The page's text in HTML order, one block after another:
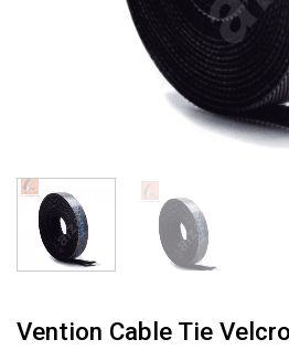
Vention Cable Tie